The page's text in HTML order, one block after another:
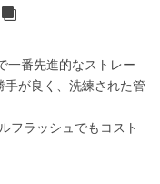
一番先進的なストレー
が良く、洗練された管
フラッシュでもコスト